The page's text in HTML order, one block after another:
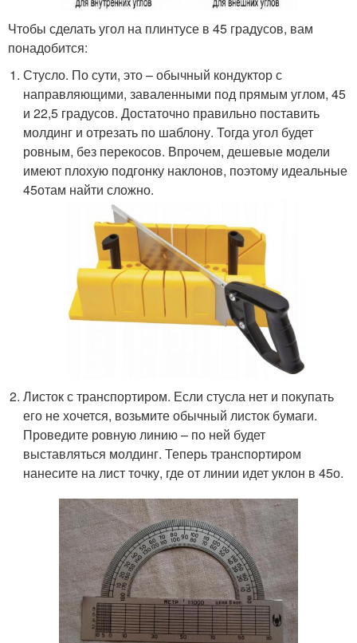
Чтобы сделать угол на плинтусе в 45 градусов, вам
понадобится:
Стусло. По сути, это – обычный кондуктор с
направляющими, заваленными под прямым углом, 45
и 22,5 градусов. Достаточно правильно поставить
молдинг и отрезать по шаблону. Тогда угол будет
ровным, без перекосов. Впрочем, дешевые модели
имеют плохую подгонку наклонов, поэтому идеальные
45отам найти сложно.
Листок с транспортиром. Если стусла нет и покупать
его не хочется, возьмите обычный листок бумаги.
Проведите ровную линию – по ней будет
выставляться молдинг. Теперь транспортиром
нанесите на лист точку, где от линии идет уклон в 45о.